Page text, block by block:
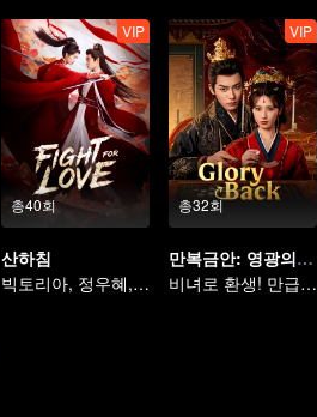
총40회
VIP
산하침
빅토리아, 정우혜, 집안과 나라를 지키다
총32회
VIP
만복금안: 영광의 귀환
비녀로 환생! 만급 황후의 악당 처벌기